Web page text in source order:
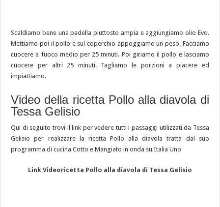
Scaldiamo bene una padella piuttosto ampia e aggiungiamo olio Evo.
Mettiamo poi il pollo e sul coperchio appoggiamo un peso. Facciamo
cuocere a fuoco medio per 25 minuti. Poi giriamo il pollo e lasciamo
cuocere per altri 25 minuti. Tagliamo le porzioni a piacere ed
impiattiamo.
Video della ricetta Pollo alla diavola di
Tessa Gelisio
Qui di seguito trovi il link per vedere tutti i passaggi utilizzati da Tessa
Gelisio per realizzare la ricetta Pollo alla diavola tratta dal suo
programma di cucina Cotto e Mangiato in onda su Italia Uno
Link Videoricetta Pollo alla diavola di Tessa Gelisio